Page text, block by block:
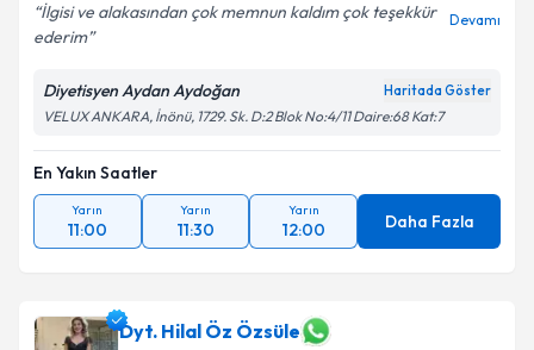
İlgisi ve alakasından çok memnun kaldım çok teşekkür
ederim
Devamı
Diyetisyen Aydan Aydoğan Haritada Göster
VELUX ANKARA, İnönü, 1729. Sk. D:2 Blok No:4/11 Daire:68 Kat:7
En Yakın Saatler
Yarın
11:00
Yarın
11:30
Yarın
12:00 Daha Fazla
Dyt. Hilal Öz Özsüle